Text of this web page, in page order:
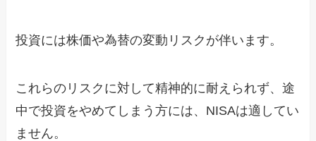
投資には株価や為替の変動リスクが伴います。
これらのリスクに対して精神的に耐えられず、途
中で投資をやめてしまう方には、NISAは適してい
ません。